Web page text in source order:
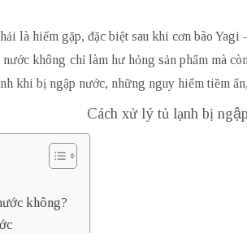
là hiếm gặp, đặc biệt sau khi cơn bão
không chỉ làm hư hỏng sản phẩm mà
khi bị ngập nước, những nguy hiểm tiềm
không?